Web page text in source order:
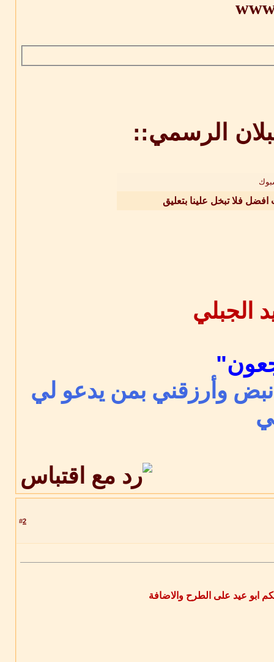
الرسمي::
افضل فلا تبخل علينا بتعليق
وأرزقني بمن يدعو لي
2
ابو عيد على الطرح والاضافة